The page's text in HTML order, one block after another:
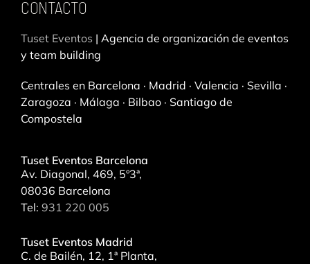
n
m
CONTACTO
Tuset Eventos | Agencia de organización de eventos
y team building
Centrales en Barcelona · Madrid · Valencia · Sevilla ·
Zaragoza · Málaga · Bilbao · Santiago de
Compostela
Tuset Eventos Barcelona
Av. Diagonal, 469, 5º3ª,
08036 Barcelona
Tel: 931 220 005
Tuset Eventos Madrid
C. de Bailén, 12, 1ª Planta,